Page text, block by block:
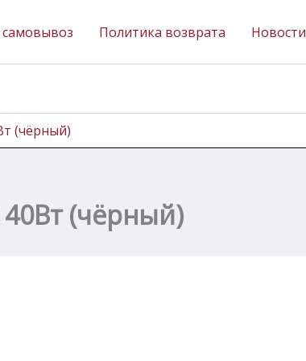
Политика возврата Новости
(чёрный)
(чёрный)